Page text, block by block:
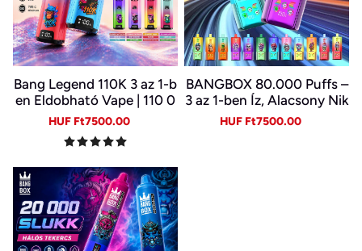
Bang Legend 110K 3 az 1-b
en Eldobható Vape | 110 0
00 Slukk | 3 Íz Egy Készülé
kben | Digitális Kijelző | Ty
pe-C
Sale
HUF Ft7500.00
BANGBOX 80.000 Puffs –
3 az 1-ben Íz, Alacsony Nik
otin, Eredeti Újratölthető
Sale
HUF Ft7500.00